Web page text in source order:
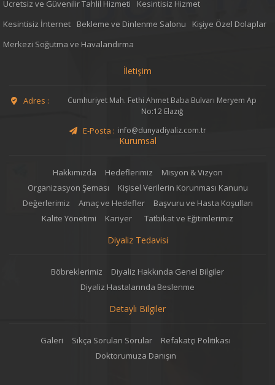
Ücretsiz ve Güvenilir Tahlil Hizmeti
Kesintisiz Hizmet
Kesintisiz İnternet
Bekleme ve Dinlenme Salonu
Kişiye Özel Dolaplar
Merkezi Soğutma ve Havalandırma
İletişim
Adres :
Cumhuriyet Mah. Fethi Ahmet Baba Bulvarı Meryem Ap
No:12 Elazığ
E-Posta : info@dunyadiyaliz.com.tr
Kurumsal
Hakkımızda Hedeflerimiz
Misyon & Vizyon
Organizasyon Şeması
Kişisel Verilerin Korunması Kanunu
Değerlerimiz
Amaç ve Hedefler
Başvuru ve Hasta Koşulları
Kalite Yönetimi
Kariyer Tatbikat ve Eğitimlerimiz
Diyaliz Tedavisi
Böbreklerimiz
Diyaliz Hakkında Genel Bilgiler
Diyaliz Hastalarında Beslenme
Detaylı Bilgiler
Galeri Sıkça Sorulan Sorular
Refakatçi Politikası
Doktorumuza Danışın